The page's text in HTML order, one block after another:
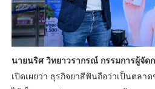
นายนริศ วิทยาวรากรณ์ กรรมการผู้จัด
เปิดเผยว่า ธุรกิจยาสีฟันถือว่าเป็นตล